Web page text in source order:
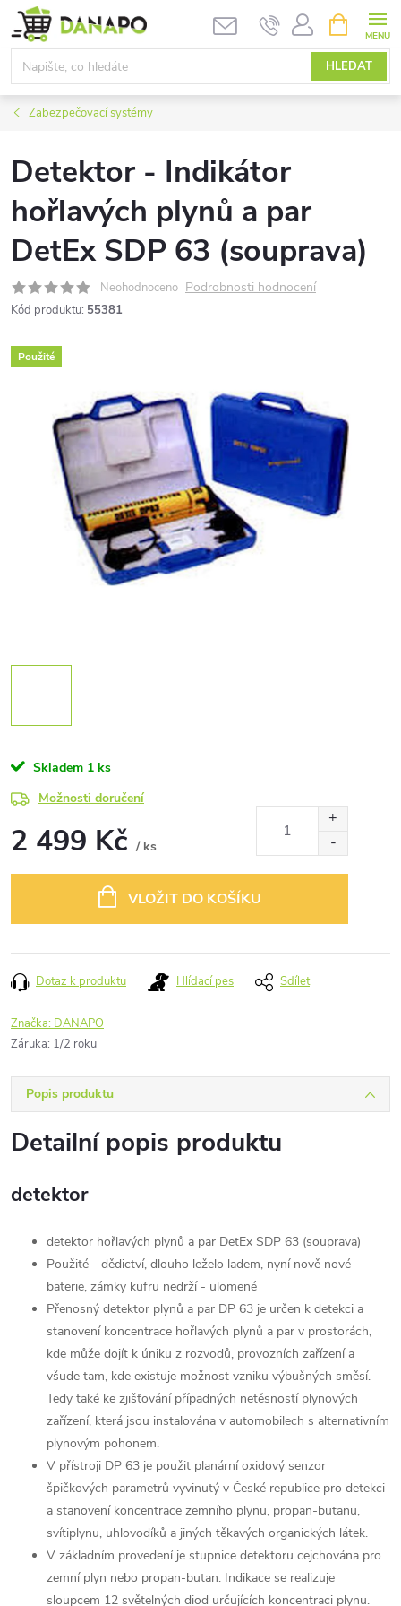
Přejít
na
obsah
HLEDAT
NÁKUPNÍ
KOŠÍK
Zabezpečovací systémy
Detektor - Indikátor
hořlavých plynů a par
DetEx SDP 63 (souprava)
Neohodnoceno Podrobnosti hodnocení
Kód produktu: 55381
Použité
Skladem 1 ks
Možnosti doručení
2 499 Kč / ks
VLOŽIT DO KOŠÍKU
Dotaz k produktu Hlídací pes Sdílet
Značka: DANAPO
Záruka: 1/2 roku
Popis produktu
Detailní popis produktu
detektor
detektor hořlavých plynů a par DetEx SDP 63 (souprava)
Použité - dědictví, dlouho leželo ladem, nyní nově nové
baterie, zámky kufru nedrží - ulomené
Přenosný detektor plynů a par DP 63 je určen k detekci a
stanovení koncentrace hořlavých plynů a par v prostorách,
kde může dojít k úniku z rozvodů, provozních zařízení a
všude tam, kde existuje možnost vzniku výbušných směsí.
Tedy také ke zjišťování případných netěsností plynových
zařízení, která jsou instalována v automobilech s alternativním
plynovým pohonem.
V přístroji DP 63 je použit planární oxidový senzor
špičkových parametrů vyvinutý v České republice pro detekci
a stanovení koncentrace zemního plynu, propan-butanu,
svítiplynu, uhlovodíků a jiných těkavých organických látek.
V základním provedení je stupnice detektoru cejchována pro
zemní plyn nebo propan-butan. Indikace se realizuje
sloupcem 12 světelných diod určujících koncentraci plynu.